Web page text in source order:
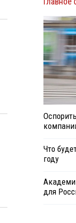
Что
году
для